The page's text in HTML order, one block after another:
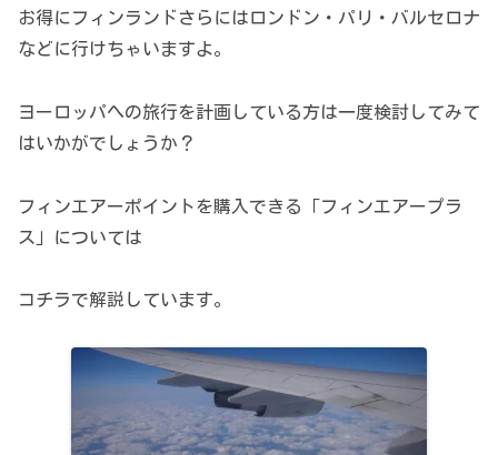
お得にフィンランドさらにはロンドン・パリ・バルセロナ
などに行けちゃいますよ。
ヨーロッパへの旅行を計画している方は一度検討してみて
はいかがでしょうか？
フィンエアーポイントを購入できる「フィンエアープラ
ス」については
コチラで解説しています。